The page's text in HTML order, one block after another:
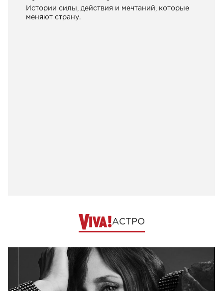
Истории силы, действия и мечтаний, которые
меняют страну.
АСТРО